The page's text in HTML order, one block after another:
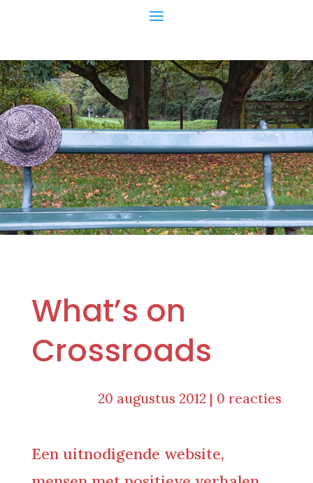
What’s on
Crossroads
20 augustus 2012 | 0 reacties
Een uitnodigende website,